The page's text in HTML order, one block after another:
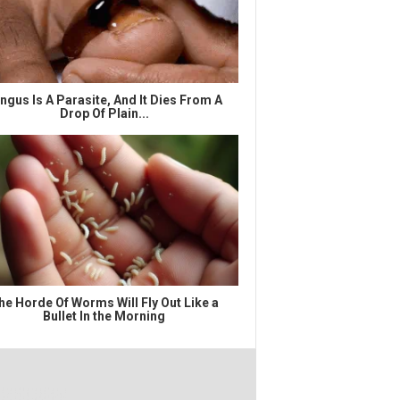
Is A Parasite, And It Dies From A
Drop Of Plain...
Horde Of Worms Will Fly Out Like a
Bullet In the Morning